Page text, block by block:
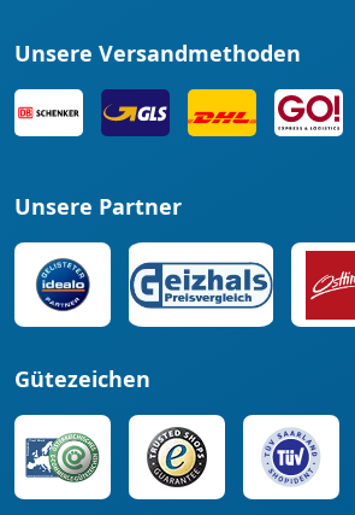
Unsere Versandmethoden
Unsere Partner
Gütezeichen